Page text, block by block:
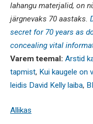
lahangu materjalid, on
järgnevaks 70 aastaks.
secret for 70 years as
concealing vital
Varem teemal: Arstid
tapmist, Kui kaugele on
leidis David Kelly laiba,
Allikas